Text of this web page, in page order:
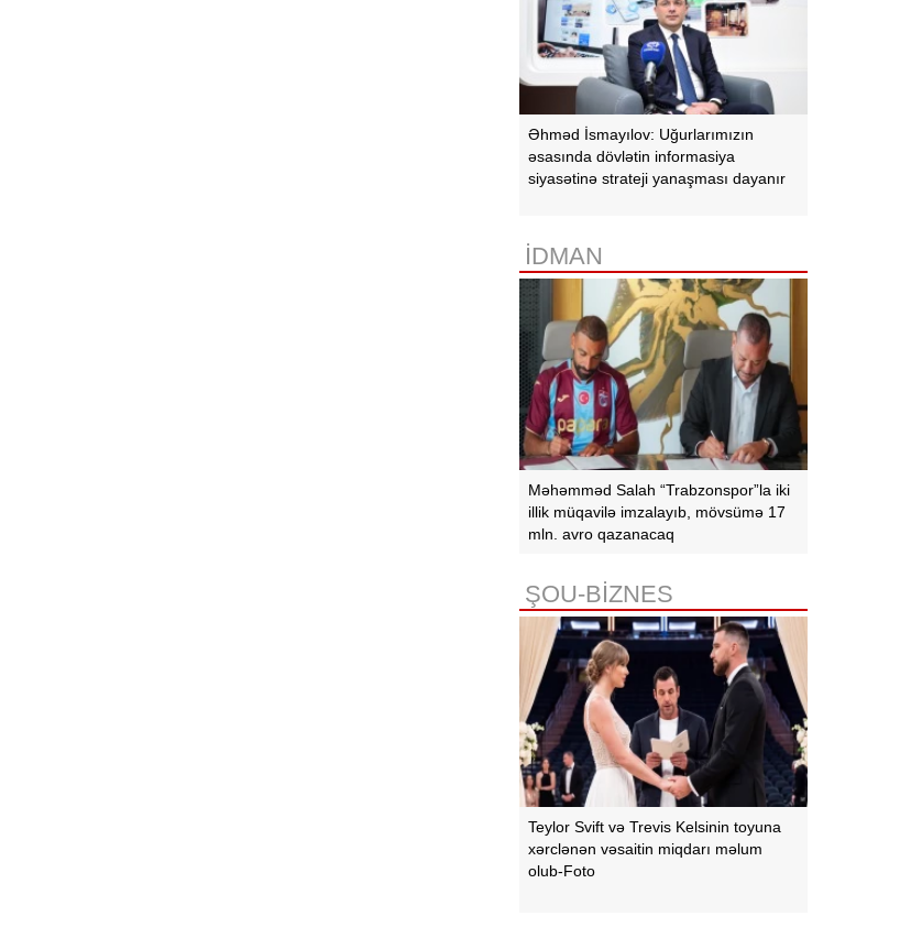
Əhməd İsmayılov: Uğurlarımızın
əsasında dövlətin informasiya
siyasətinə strateji yanaşması dayanır
İDMAN
Məhəmməd Salah “Trabzonspor”la iki
illik müqavilə imzalayıb, mövsümə 17
mln. avro qazanacaq
ŞOU-BİZNES
Teylor Svift və Trevis Kelsinin toyuna
xərclənən vəsaitin miqdarı məlum
olub-Foto